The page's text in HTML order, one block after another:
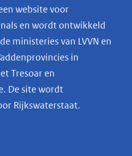
website voor
en wordt ontwikkeld
ministeries van LVVN en
in
Tresoar en
De site wordt
Rijkswaterstaat.